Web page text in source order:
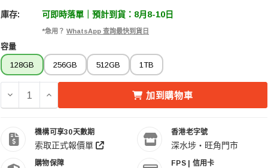
庫存: 可即時落單｜預計到貨：8月8-10日
*急用？ WhatsApp 查詢最快到貨日
容量
128GB 256GB 512GB 1TB
減少 LEXAR PROFESSIONAL SILVER PRO SDXC UHS-II
增加 LEXAR PROFESSIONAL SILVER PRO
加到購物車
機構可享30天數期
索取正式報價單
香港老字號
深水埗・旺角門市
購物保障 FPS | 信用卡